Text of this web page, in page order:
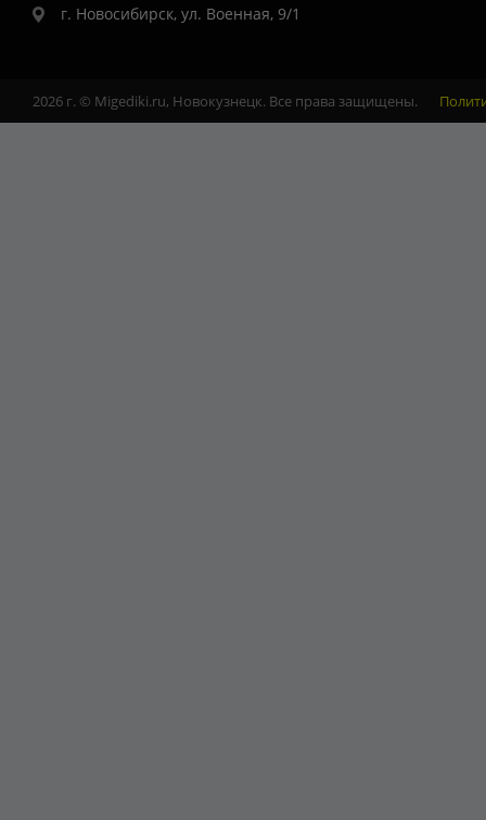
г. Новосибирск, ул. Военная, 9/1
2026 г. © Migediki.ru, Новокузнецк. Все права защищены.